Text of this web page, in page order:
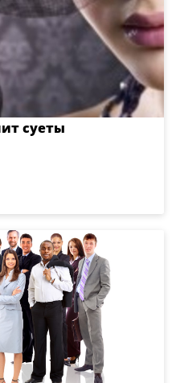
суеты